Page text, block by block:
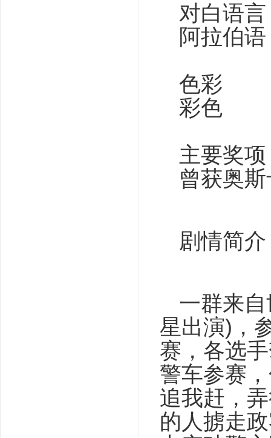
对白语言
阿拉伯
色彩
彩色
主要奖项
曾获奥
剧情简介
一群来
星出演)，
赛，各选
警车参赛
追我赶，
的人掳走